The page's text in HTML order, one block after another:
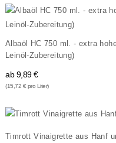
Albaöl HC 750 ml. - extra
Leinöl-Zubereitung)
ab9,89 €
(15,72 € pro Liter)
Timrott Vinaigrette aus Hanf